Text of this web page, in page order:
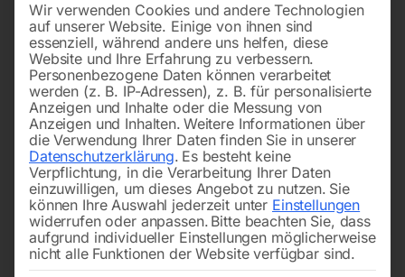
Wir verwenden Cookies und andere Technologien
auf unserer Website. Einige von ihnen sind
essenziell, während andere uns helfen, diese
Website und Ihre Erfahrung zu verbessern.
Personenbezogene Daten können verarbeitet
werden (z. B. IP-Adressen), z. B. für personalisierte
Anzeigen und Inhalte oder die Messung von
Anzeigen und Inhalten. Weitere Informationen über
die Verwendung Ihrer Daten finden Sie in unserer
Datenschutzerklärung. Es besteht keine
Verpflichtung, in die Verarbeitung Ihrer Daten
einzuwilligen, um dieses Angebot zu nutzen. Sie
können Ihre Auswahl jederzeit unter Einstellungen
widerrufen oder anpassen. Bitte beachten Sie, dass
aufgrund individueller Einstellungen möglicherweise
nicht alle Funktionen der Website verfügbar sind.